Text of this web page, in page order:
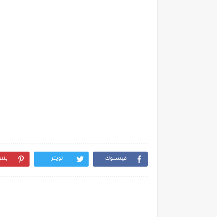
فيسبوك تويتر